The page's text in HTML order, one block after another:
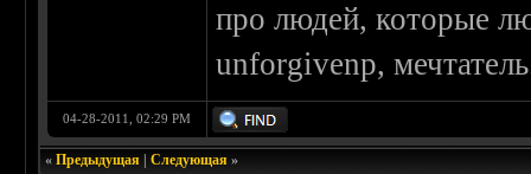
про людей, которые
unforgivenp,
04-28-2011, 02:29 PM
«Предыдущая |Следующая »